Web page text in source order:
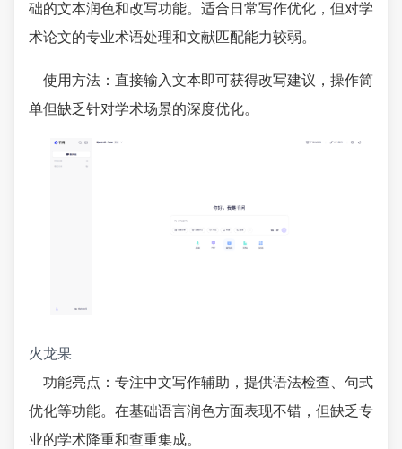
础的文本润色和改写功能。适合日常写作优化，但对学
术论文的专业术语处理和文献匹配能力较弱。
使用方法：直接输入文本即可获得改写建议，操作简
单但缺乏针对学术场景的深度优化。
火龙果
功能亮点：专注中文写作辅助，提供语法检查、句式
优化等功能。在基础语言润色方面表现不错，但缺乏专
业的学术降重和查重集成。